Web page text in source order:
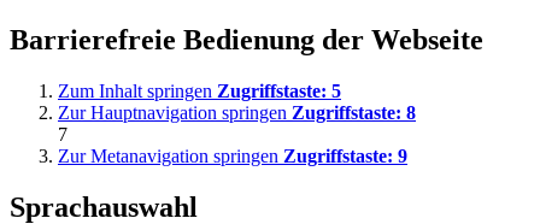
Barrierefreie Bedienung der Webseite
Zum Inhalt springen Zugriffstaste: 5
Zur Hauptnavigation springen Zugriffstaste: 8
7
Zur Metanavigation springen Zugriffstaste: 9
Sprachauswahl